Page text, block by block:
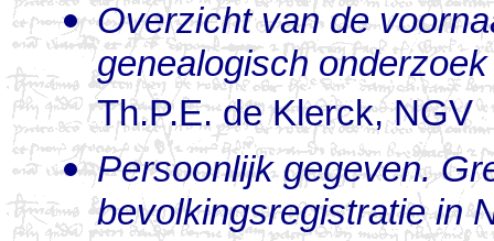
Overzicht van de
genealogisch
Th.P.E. de Klerck, NGV
Persoonlijk gegeven.
bevolkingsregistratie in